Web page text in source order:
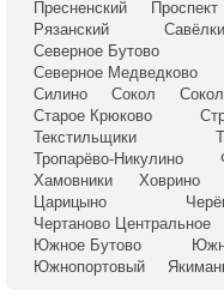
Пресненский
Проспект
Рязанский
Савёлки
Северное Бутово
Северное Медведково
Силино
Сокол
Старое Крюково
Текстильщики
Тропарёво-Никулино
Хамовники
Ховрино
Царицыно
Чертаново Центральное
Южное Бутово
Южнопортовый